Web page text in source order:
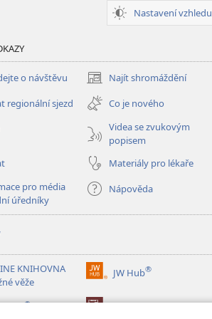
Nastavení vzhledu
o návštěvu Najít shromáždění
(otevřeno
nové
okno)
regionální sjezd
Co je nového
Videa se zvukovým
popisem
Materiály pro lékaře
pro média
úředníky
Nápověda
KNIHOVNA
věže
JW Hub®
(otevřeno
okno)
®